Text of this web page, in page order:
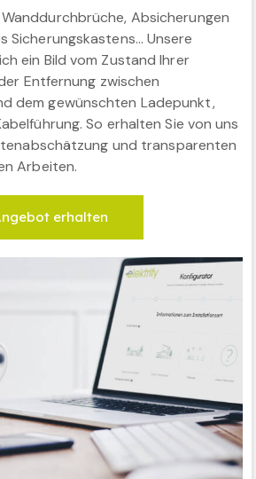
Absicherungen
Sicherungskastens… Unsere
ein Bild vom Zustand Ihrer
Entfernung zwischen
dem gewünschten Ladepunkt,
So erhalten Sie von uns
und transparenten
Arbeiten.
erhalten